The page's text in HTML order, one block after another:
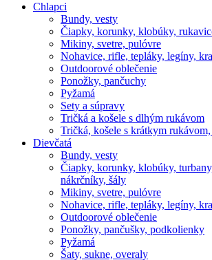
Chlapci
Bundy, vesty
Čiapky, korunky, klobúky,
Mikiny, svetre, pulóvre
Nohavice, rifle, tepláky, legíny,
Outdoorové oblečenie
Ponožky, pančuchy
Pyžamá
Sety a súpravy
Tričká a košele s dlhým rukávom
Tričká, košele s krátkym
Dievčatá
Bundy, vesty
Čiapky, korunky, klobúky,
nákrčníky, šály
Mikiny, svetre, pulóvre
Nohavice, rifle, tepláky, legíny,
Outdoorové oblečenie
Ponožky, pančušky, podkolienky
Pyžamá
Šaty, sukne, overaly